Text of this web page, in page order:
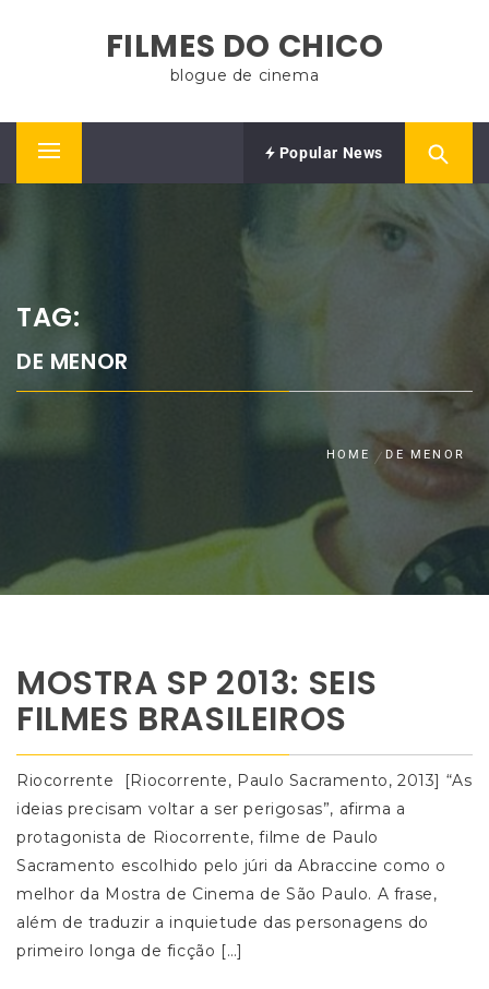
FILMES DO CHICO
blogue de cinema
Primary
Popular News
TAG:
DE MENOR
HOME DE MENOR
MOSTRA SP 2013: SEIS
FILMES BRASILEIROS
Riocorrente [Riocorrente, Paulo Sacramento, 2013] “As
ideias precisam voltar a ser perigosas”, afirma a
protagonista de Riocorrente, filme de Paulo
Sacramento escolhido pelo júri da Abraccine como o
melhor da Mostra de Cinema de São Paulo. A frase,
além de traduzir a inquietude das personagens do
primeiro longa de ficção […]